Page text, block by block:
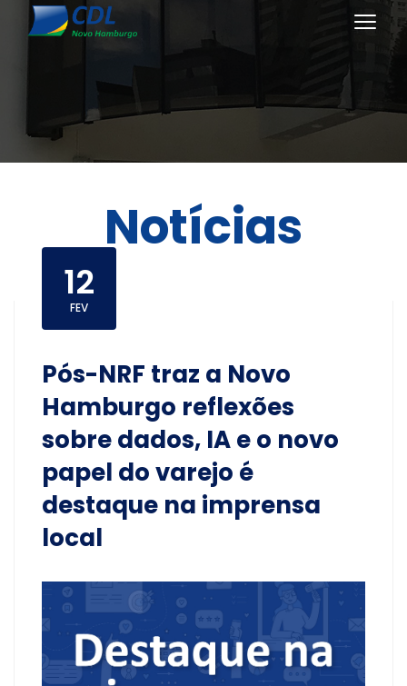
Notícias
12
FEV
Pós-NRF traz a Novo
Hamburgo reflexões
sobre dados, IA e o novo
papel do varejo é
destaque na imprensa
local